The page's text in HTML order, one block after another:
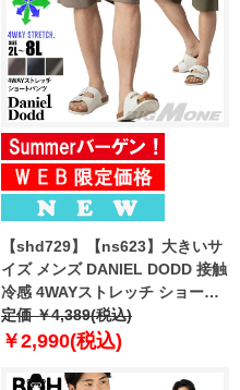
【shd729】【ns623】大きいサ
イズ メンズ DANIEL DODD 接触
冷感 4WAYストレッチ ショーツ
ショートパンツ ハーフパンツ 春
夏新作 azsp-260204 【fre】
定価 ￥4,389(税込)
￥2,990(税込)